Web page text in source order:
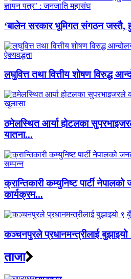
‘बालेन सरकार भूमिगत संगठन जस्तै,
लघुवित्त तथा वित्तीय शोषण विरुद्ध
ठमेलस्थित आर्या होटलका
यातना...
क्रान्तिकारी कम्युनिष्ट पार्टी
कार्यक्रम...
कञ्चनपुरले प्रधानमन्त्रीलाई बुझाइयो
ताजा